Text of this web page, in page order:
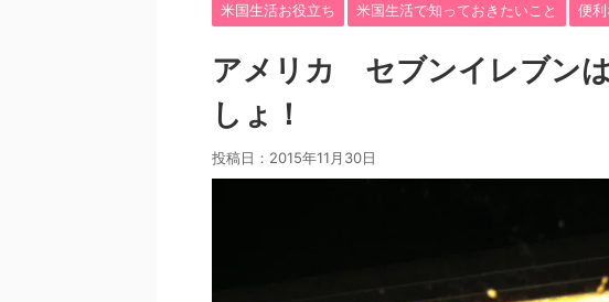
米国生活お役立ち 米国生活で知っておきたいこと 便
アメリカ セブンイレブン
しょ！
投稿日： 2015年11月30日